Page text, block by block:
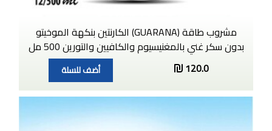
مشروب طاقة (GUARANA) الكارنتين بنكهة الموخيتو
بدون سكر غني بالمغنيسيوم والكافيين والتورين 500 مل
120.0
أضف للسلة